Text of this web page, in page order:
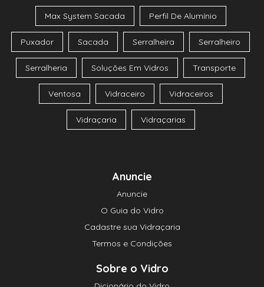
Max System Sacada Perfil De Alumínio
Puxador Sacada Serralheira Serralheiro
Serralheria Soluções Em Vidros Transporte
Ventosa Vidraceiro Vidraceiros
Vidraçaria Vidraçarias
Anuncie
Anuncie
O Guia do Vidro
Cadastre sua Vidraçaria
Termos e Condições
Sobre o Vidro